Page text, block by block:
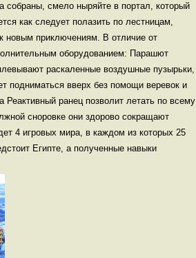
собраны, смело ныряйте в портал, который
как следует полазить по лестницам,
новым приключениям. В отличие от
оборудованием: Парашют
раскаленные воздушные пузырьки,
подниматься вверх без помощи веревок и
ранец позволит летать по всему
сноровке они здорово сокращают
4 игровых мира, в каждом из которых 25
Египте, а полученные навыки